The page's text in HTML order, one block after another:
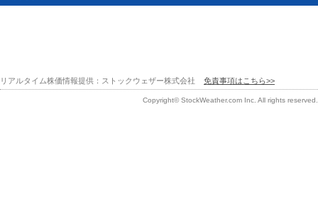
リアルタイム株価情報提供：ストックウェザー株式会社 免責事項はこちら>>
Copyright© StockWeather.com Inc. All rights reserved.